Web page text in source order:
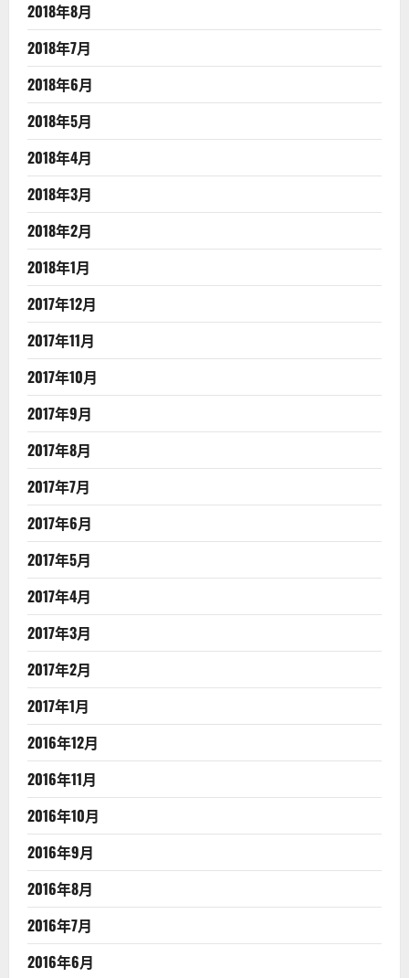
2018年8月
2018年7月
2018年6月
2018年5月
2018年4月
2018年3月
2018年2月
2018年1月
2017年12月
2017年11月
2017年10月
2017年9月
2017年8月
2017年7月
2017年6月
2017年5月
2017年4月
2017年3月
2017年2月
2017年1月
2016年12月
2016年11月
2016年10月
2016年9月
2016年8月
2016年7月
2016年6月